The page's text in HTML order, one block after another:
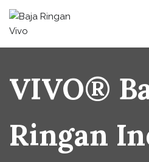
Baja Ringan Vivo
Website Baja Ringan Vivo
VIVO®
Ringan